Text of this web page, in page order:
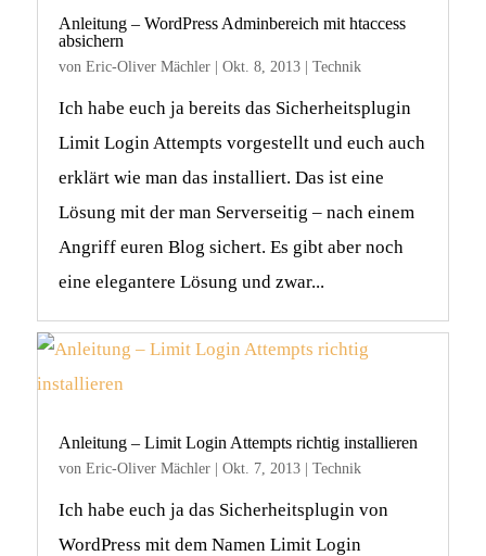
Anleitung – WordPress Adminbereich mit htaccess
absichern
von Eric-Oliver Mächler| Okt. 8, 2013| Technik
Ich habe euch ja bereits das Sicherheitsplugin
Limit Login Attempts vorgestellt und euch auch
erklärt wie man das installiert. Das ist eine
Lösung mit der man Serverseitig – nach einem
Angriff euren Blog sichert. Es gibt aber noch
eine elegantere Lösung und zwar...
Anleitung – Limit Login Attempts richtig installieren
von Eric-Oliver Mächler| Okt. 7, 2013| Technik
Ich habe euch ja das Sicherheitsplugin von
WordPress mit dem Namen Limit Login